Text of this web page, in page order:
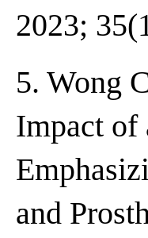
2023;
5. Wong
Impact of
and